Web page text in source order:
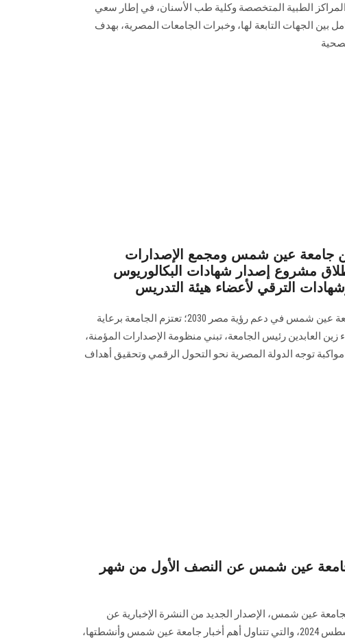
‏المراكز الطبية المتخصصة وكلية طب الأسنان، في إطار سعي
بين الجهات التابعة لها، وخبرات الجامعات المصرية، بهدف
جامعة عين شمس ومجمع الإصدارات
مشروع إصدار شهادات البكالوريوس
الترقي لأعضاء هيئة التدريس
في إنجاز يعكس ريادة جامعة عين شمس في دعم رؤية مصر 2030؛ تعتزم الجامعة برعاية
زين العابدين رئيس الجامعة، تبني منظومة الإصدارات المؤمنة،
توجه الدولة المصرية نحو التحول الرقمي وتحقيق أهداف
لجامعة عين شمس عن النصف الأول من شهر
عين شمس، الإصدار الجديد من النشرة الإخبارية عن
النصف الأول من شهر أغسطس 2024، والتي تتناول أهم أخبار جامعة عين شمس وأنشطتها،